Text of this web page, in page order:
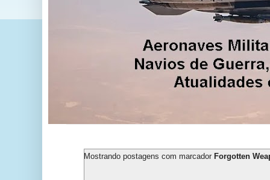
Mostrando postagens com marcador Forgotten